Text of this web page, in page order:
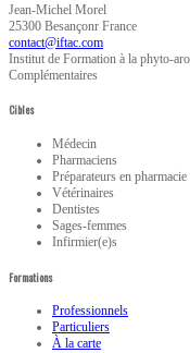
Jean-Michel Morel
25300 Besançonr France
Institut de Formation à la phyto-
Complémentaires
Cibles
Médecin
Pharmaciens
Préparateurs en pharmacie
Vétérinaires
Dentistes
Sages-femmes
Infirmier(e)s
Formations
Professionnels
Particuliers
À la carte